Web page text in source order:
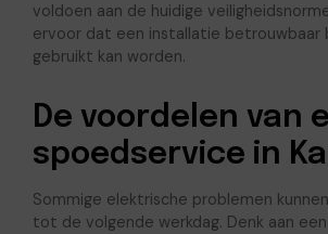
voldoen aan de huidige
ervoor dat een installatie betrouwbaar
gebruikt kan worden.
De voordelen van
spoedservice in
Sommige elektrische problemen
tot de volgende werkdag. Denk aan